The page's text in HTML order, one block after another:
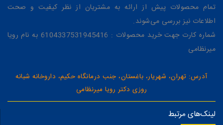
تمام محصولات پیش از ارائه به مشتریان از نظر کیفیت و صحت
اطلاعات نیز بررسی می‌شوند.
شماره کارت جهت خرید محصولات : 6104337531945416 به نام رویا
میرنظامی
آدرس: تهران، شهریار، باغستان، جنب درمانگاه حکیم، داروخانه شبانه
روزی دکتر رویا میرنظامی
لینک‌های مرتبط